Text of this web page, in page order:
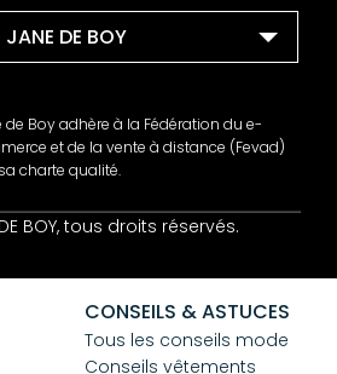
JANE DE BOY
de Boy adhère à la Fédération du e-
et de la vente à distance (Fevad)
charte qualité.
BOY, tous droits réservés.
CONSEILS & ASTUCES
Tous les conseils mode
Conseils vêtements